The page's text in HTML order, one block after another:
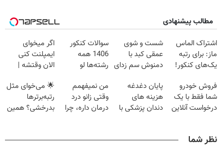
مطالب پیشنهادی
اشتراک الماس
ماز: برای رتبه
یک‌های کنکور!
شست و شوی
عمقی کبد با
دمنوش سم زدای
سوالات کنکور
1406 همه
رشته‌ها لو
اگر میخوای
ایمپلنت کنی
الان وقتشه |
میلیون تومان!!!
فروش خودرو
شما فقط با یک
درخواست آنلاین
پایان دغدغه
هزینه های
دندان پزشکی با
من نمیفهمم
وقتی زانو درد
درمان داره، چرا
🌟 می‌خوای مثل
رتبه‌برترها
بدرخشی؟ همین
نظر شما